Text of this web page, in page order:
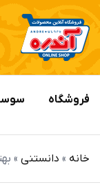
فروشگاه
خانه » دانستنی »